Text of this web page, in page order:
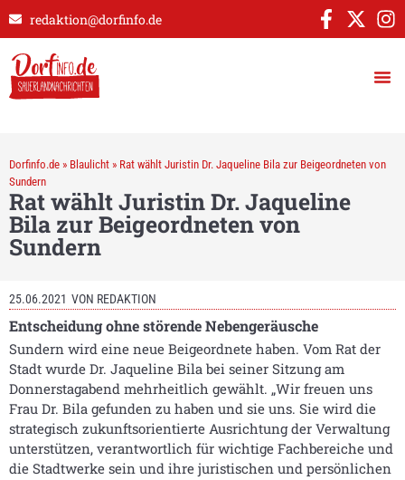
redaktion@dorfinfo.de
Dorfinfo.de » Blaulicht » Rat wählt Juristin Dr. Jaqueline Bila zur Beigeordneten von
Sundern
Rat wählt Juristin Dr. Jaqueline
Bila zur Beigeordneten von
Sundern
25.06.2021 VON REDAKTION
Entscheidung ohne störende Nebengeräusche
Sundern wird eine neue Beigeordnete haben. Vom Rat der
Stadt wurde Dr. Jaqueline Bila bei seiner Sitzung am
Donnerstagabend mehrheitlich gewählt. „Wir freuen uns
Frau Dr. Bila gefunden zu haben und sie uns. Sie wird die
strategisch zukunftsorientierte Ausrichtung der Verwaltung
unterstützen, verantwortlich für wichtige Fachbereiche und
die Stadtwerke sein und ihre juristischen und persönlichen